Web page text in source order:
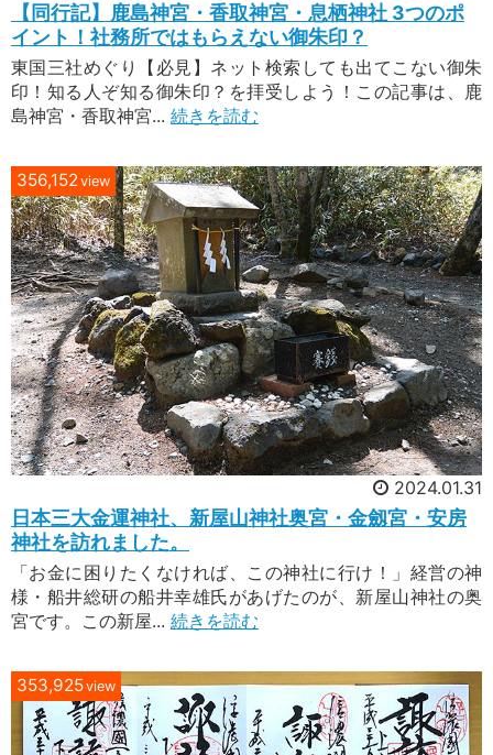
【同行記】鹿島神宮・香取神宮・息栖神社 3つのポ
イント！社務所ではもらえない御朱印？
東国三社めぐり【必見】ネット検索しても出てこない御朱
印！知る人ぞ知る御朱印？を拝受しよう！この記事は、鹿
島神宮・香取神宮... 続きを読む
356,152view
2024.01.31
日本三大金運神社、新屋山神社奥宮・金劔宮・安房
神社を訪れました。
「お金に困りたくなければ、この神社に行け！」経営の神
様・船井総研の船井幸雄氏があげたのが、新屋山神社の奥
宮です。この新屋... 続きを読む
353,925view